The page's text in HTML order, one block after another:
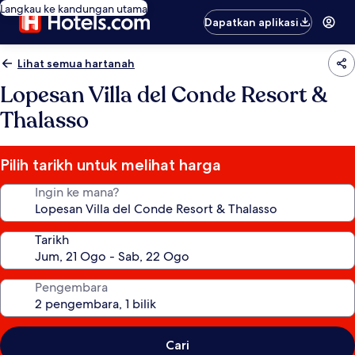
Langkau ke kandungan utama
Dapatkan aplikasi
Lihat semua hartanah
Lopesan Villa del Conde Resort &
Thalasso
Pilih tarikh untuk melihat harga
Ingin ke mana?
Tarikh
Pengembara
Cari